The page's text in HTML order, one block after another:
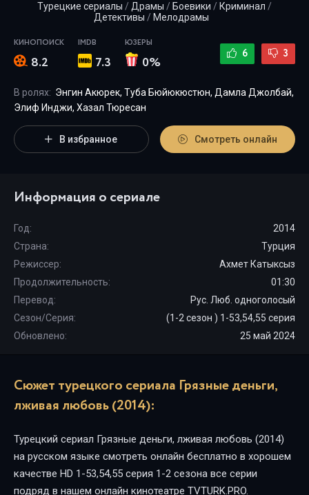
Турецкие сериалы / Драмы / Боевики / Криминал /
Детективы / Мелодрамы
КИНОПОИСК
8.2
IMDB
7.3
ЮЗЕРЫ
0% 6 3
В ролях: Энгин Акюрек, Туба Бюйюкюстюн, Дамла Джолбай,
Элиф Инджи, Хазал Тюресан
В избранное Смотреть онлайн
Информация о сериале
Год:
2014
Страна:
Турция
Режиссер:
Ахмет Катыксыз
Продолжительность:
01:30
Перевод:
Рус. Люб. одноголосый
Сезон/Серия:
(1-2 сезон ) 1-53,54,55 серия
Обновлено:
25 май 2024
Сюжет турецкого сериала Грязные деньги,
лживая любовь (2014):
Турецкий сериал Грязные деньги, лживая любовь (2014)
на русском языке смотреть онлайн бесплатно в хорошем
качестве HD 1-53,54,55 серия 1-2 сезона все серии
подряд в нашем онлайн кинотеатре TVTURK.PRO.